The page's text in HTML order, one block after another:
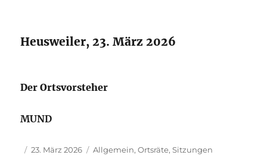
Heusweiler, 23. März 2026
Der Ortsvorsteher
MUND
AutorVeröffentlicht
23. März 2026 Kategorien
Allgemein,Ortsräte,Sitzungen